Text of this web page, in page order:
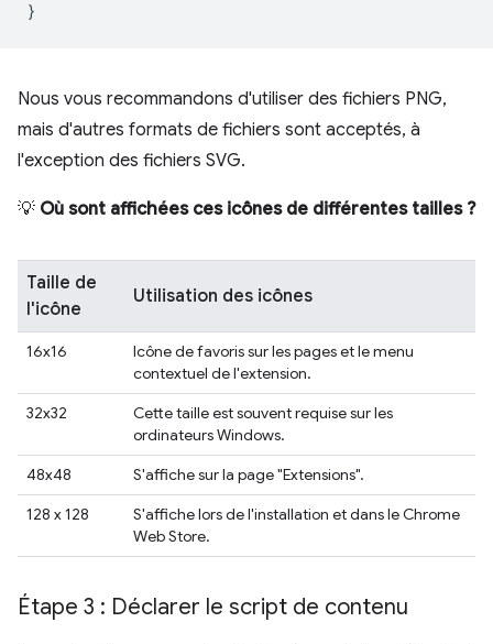
}
Nous vous recommandons d'utiliser des fichiers PNG,
mais d'autres formats de fichiers sont acceptés, à
l'exception des fichiers SVG.
💡 Où sont affichées ces icônes de différentes tailles ?
Taille de
l'icône
Utilisation des icônes
16x16
Icône de favoris sur les pages et le menu
contextuel de l'extension.
32x32
Cette taille est souvent requise sur les
ordinateurs Windows.
48x48
S'affiche sur la page "Extensions".
128 x 128
S'affiche lors de l'installation et dans le Chrome
Web Store.
Étape 3 : Déclarer le script de contenu